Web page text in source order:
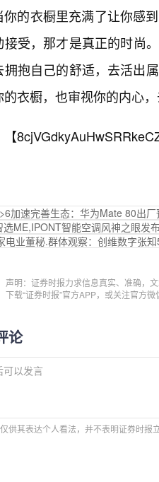
你的衣橱里充满了让你感
接受，那才是真正的时尚
拥抱自己的舒适，去活出
的衣橱，也审视你的内心
【
加速完善生态：华为Mate 80出厂
选ME,IPONT智能空调风神之眼发
电业董秘.群体观察：创维数字张
声明：证券时报力求信息真实、准确，
下载“证券时报”官方APP，或关注官方
论
可以发言
供其表达个人看法，并不表明证券时报